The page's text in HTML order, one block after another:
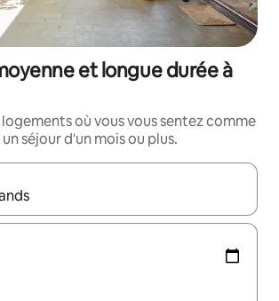
et longue durée à
où vous vous sentez comme
séjour d'un mois ou plus.
s'affichent, utilisez les flèches vers le